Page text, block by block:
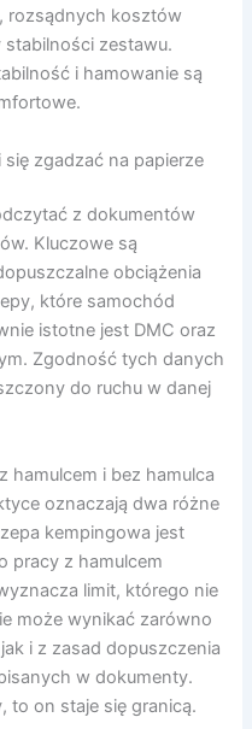
rozsądnych kosztów
stabilności zestawu.
i hamowanie są
zgadzać na papierze
z dokumentów
Kluczowe są
obciążenia
które samochód
istotne jest DMC oraz
Zgodność tych danych
do ruchu w danej
hamulcem i bez hamulca
oznaczają dwa różne
kempingowa jest
pracy z hamulcem
limit, którego nie
może wynikać zarówno
i z zasad dopuszczenia
w dokumenty.
to on staje się granicą.